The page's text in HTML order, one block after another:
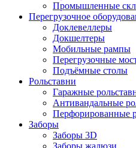
Промышленные
Перегрузочное
Доклевеллеры
Докшелтеры
Мобильные рампы
Перегрузочные
Подъёмные столы
Рольставни
Гаражные
Антивандальные
Перфорированные
Заборы
Заборы 3D
Заборы жалюзи